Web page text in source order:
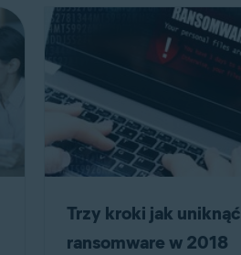
Trzy kroki jak uniknąć
ransomware w 2018